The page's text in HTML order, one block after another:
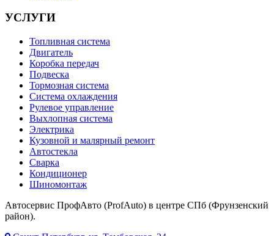
УСЛУГИ
Топливная система
Двигатель
Коробка передач
Подвеска
Тормозная система
Система охлаждения
Рулевое управление
Выхлопная система
Электрика
Кузовной и малярный ремонт
Автостекла
Сварка
Кондиционер
Шиномонтаж
Автосервис ПрофАвто (ProfAuto) в центре СПб (Фрунзенский
район).